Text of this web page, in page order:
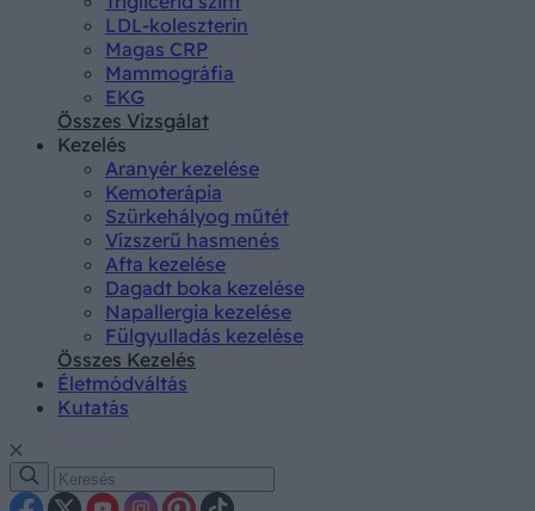
LDL-koleszterin
Magas CRP
Mammográfia
EKG
Összes Vizsgálat
Kezelés
Aranyér kezelése
Kemoterápia
Szürkehályog műtét
Vízszerű hasmenés
Afta kezelése
Dagadt boka kezelése
Napallergia kezelése
Fülgyulladás kezelése
Összes Kezelés
Életmódváltás
Kutatás